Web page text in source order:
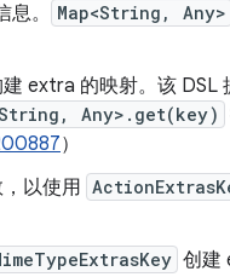
。 Map<String, Any>
extra 的映射。该 DSL
Any>.get(key)
）
以使用
创建